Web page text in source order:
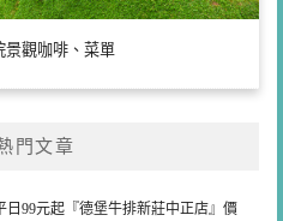
景觀咖啡、菜單
門文章
日99元起『德堡牛排新莊中正店』價